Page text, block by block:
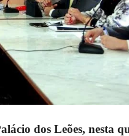
dos Leões, nesta